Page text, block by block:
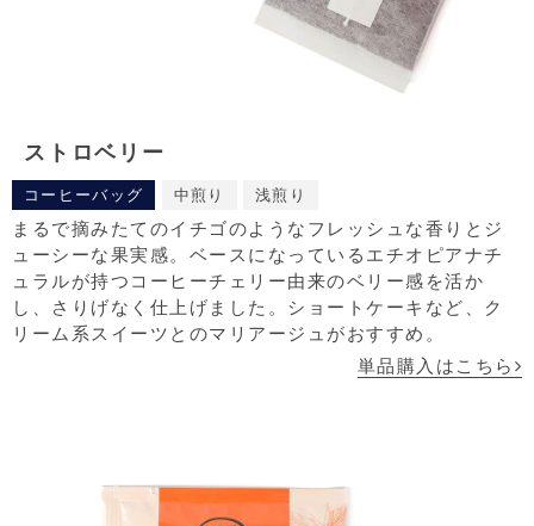
ストロベリー
コーヒーバッグ 中煎り 浅煎り
まるで摘みたてのイチゴのようなフレッシュな香りとジ
ューシーな果実感。ベースになっているエチオピアナチ
ュラルが持つコーヒーチェリー由来のベリー感を活か
し、さりげなく仕上げました。ショートケーキなど、ク
リーム系スイーツとのマリアージュがおすすめ。
単品購入はこちら